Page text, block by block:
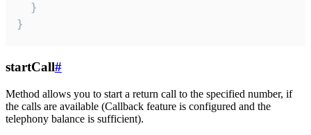
  }
}
startCall#
Method allows you to start a return call to the specified number, if
the calls are available (Callback feature is configured and the
telephony balance is sufficient).